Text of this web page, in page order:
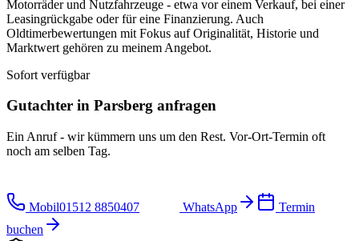
Motorräder und Nutzfahrzeuge - etwa vor einem Verkauf, bei einer
Leasingrückgabe oder für eine Finanzierung. Auch
Oldtimerbewertungen mit Fokus auf Originalität, Historie und
Marktwert gehören zu meinem Angebot.
Sofort verfügbar
Gutachter in Parsberg anfragen
Ein Anruf - wir kümmern uns um den Rest. Vor-Ort-Termin oft
noch am selben Tag.
Mobil01512 8850407 WhatsApp
Termin
buchen